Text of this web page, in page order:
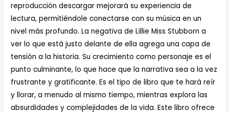
reproducción descargar mejorará su experiencia de
lectura, permitiéndole conectarse con su música en un
nivel más profundo. La negativa de Lillie Miss Stubborn a
ver lo que está justo delante de ella agrega una capa de
tensión a la historia. Su crecimiento como personaje es el
punto culminante, lo que hace que la narrativa sea a la vez
frustrante y gratificante. Es el tipo de libro que te hará reír
y llorar, a menudo al mismo tiempo, mientras explora las
absurdidades y complejidades de la vida. Este libro ofrece